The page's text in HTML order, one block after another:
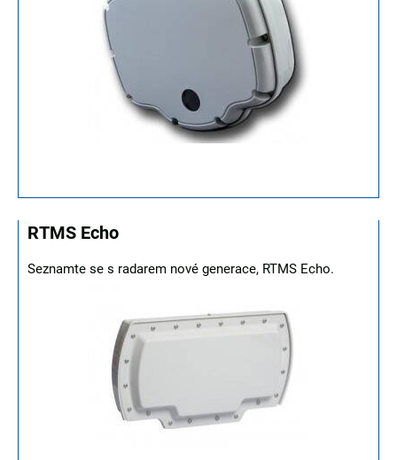
RTMS Echo
Seznamte se s radarem nové generace, RTMS Echo.